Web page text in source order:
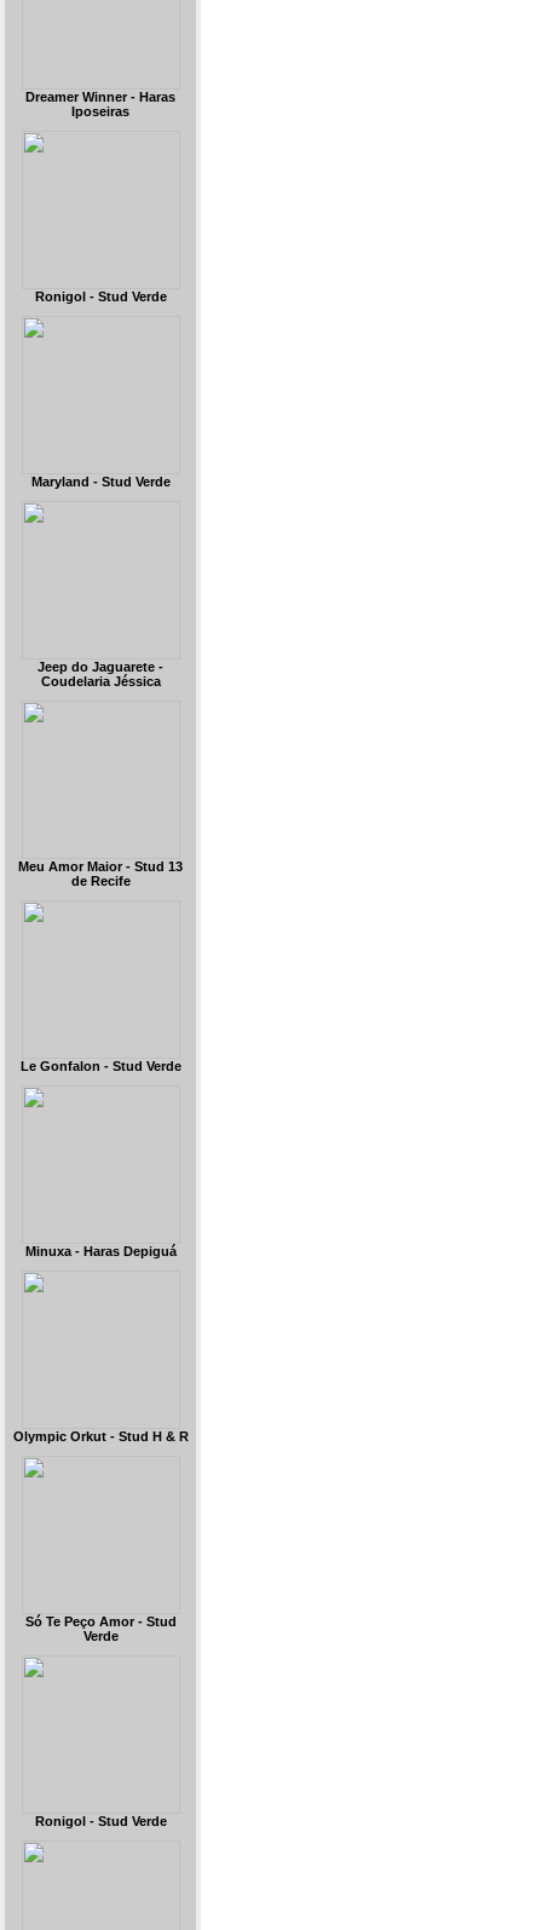
Dreamer Winner - Haras
Iposeiras
Ronigol - Stud Verde
Maryland - Stud Verde
Jeep do Jaguarete -
Coudelaria Jéssica
Meu Amor Maior - Stud 13
de Recife
Le Gonfalon - Stud Verde
Minuxa - Haras Depiguá
Olympic Orkut - Stud H & R
Só Te Peço Amor - Stud
Verde
Ronigol - Stud Verde